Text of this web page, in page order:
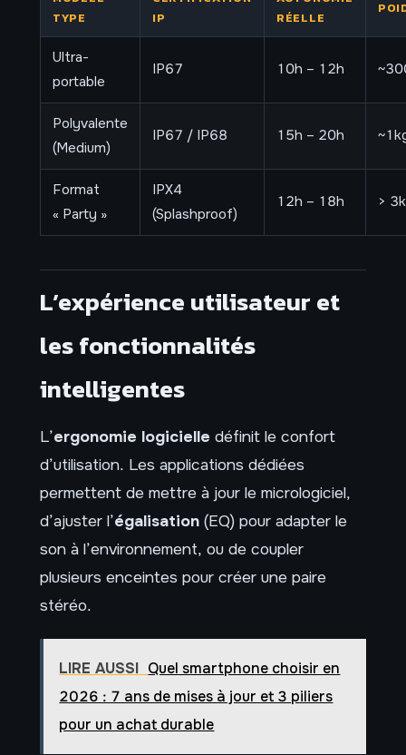
TYPE
IP
RÉELLE
Ultra-
portable
IP67 10h – 12h
Polyvalente
(Medium)
IP67 / IP68 15h – 20h
Format
« Party »
IPX4
(Splashproof)
12h – 18h >
L’expérience utilisateur et
les fonctionnalités
intelligentes
L’ergonomie logicielle définit le confort
d’utilisation. Les applications dédiées
permettent de mettre à jour le micrologiciel,
d’ajuster l’égalisation (EQ) pour adapter le
son à l’environnement, ou de coupler
plusieurs enceintes pour créer une paire
stéréo.
LIRE AUSSI Quel smartphone choisir en
2026 : 7 ans de mises à jour et 3 piliers
pour un achat durable